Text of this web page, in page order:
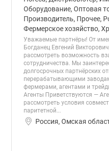
Оборудование, Оптовая
Производитель, Прочее,
Фермерское хозяйство,
Уважаемые партнёры! От
Богданец Евгений
рассмотреть возможность
сотрудничества. Мы
долгосрочных партнёрских
перерабатывающими
фермерами, агентами и
Агенты Приветствуются —
рассмотреть условия
паритетной...
Россия, Омская